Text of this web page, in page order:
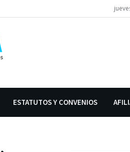
ESTATUTOS Y CONVENIOS